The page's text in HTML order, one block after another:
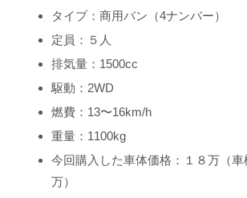
タイプ：商用バン（4ナンバー）
定員：５人
排気量：1500cc
駆動：2WD
燃費：13〜16km/h
重量：1100kg
今回購入した車体価格：１８万（車
万）